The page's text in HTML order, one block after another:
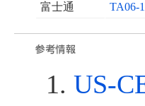
富士通
TA06-
US-